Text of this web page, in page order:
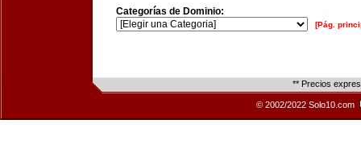
Categorías de Dominio:
[Pág.
** Precios
© 2002/2022 Solo10.com